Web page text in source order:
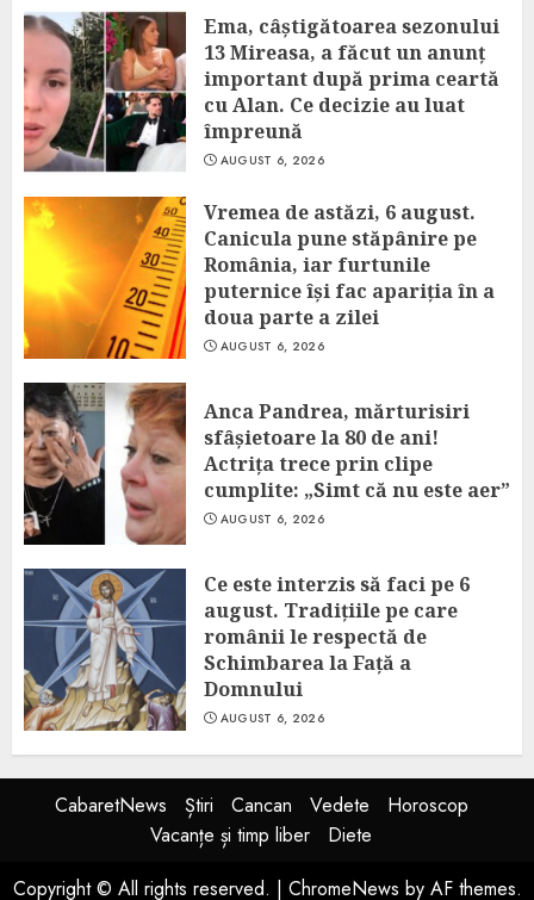
Ema, câștigătoarea sezonului
13 Mireasa, a făcut un anunț
important după prima ceartă
cu Alan. Ce decizie au luat
împreună
AUGUST 6, 2026
Vremea de astăzi, 6 august.
Canicula pune stăpânire pe
România, iar furtunile
puternice își fac apariția în a
doua parte a zilei
AUGUST 6, 2026
Anca Pandrea, mărturisiri
sfâșietoare la 80 de ani!
Actrița trece prin clipe
cumplite: „Simt că nu este aer”
AUGUST 6, 2026
Ce este interzis să faci pe 6
august. Tradițiile pe care
românii le respectă de
Schimbarea la Față a
Domnului
AUGUST 6, 2026
CabaretNews Știri Cancan Vedete
Horoscop
Vacanțe și timp liber
Diete
Copyright © All rights reserved. | ChromeNews by AF themes.